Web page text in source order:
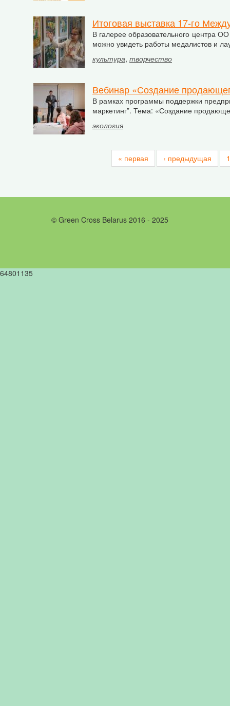
Итоговая выставка 17-го
В галерее образовательного центра
можно увидеть работы медалистов и
культура, творчество
Вебинар «Создание
В рамках программы поддержки
маркетинг”. Тема: «Создание
экология
« первая ‹ предыдущая 1
© Green Cross Belarus 2016 - 2025
64801135